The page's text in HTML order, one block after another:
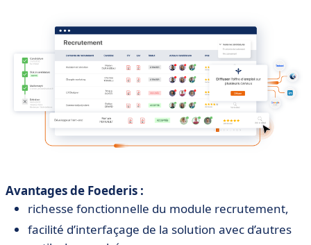
Avantages de Foederis :
richesse fonctionnelle du module recrutement,
facilité d’interfaçage de la solution avec d’autres